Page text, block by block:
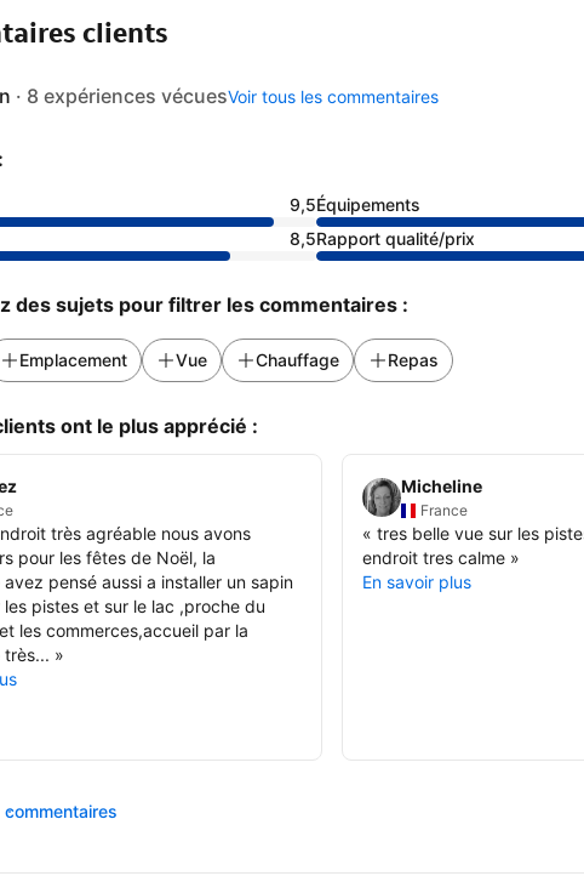
clients
de 8.2
· 8 expériences vécuesVoir tous les commentaires
9,5Équipements
8,5Rapport qualité/prix
des sujets pour filtrer les commentaires :
Emplacement Vue Chauffage Repas
ont le plus apprécié :
très agréable nous avons
pour les fêtes de Noël, la
pensé aussi a installer un sapin
les pistes et sur le lac ,proche du
les commerces,accueil par la
»
Micheline
France
«tres belle vue sur les
endroit tres calme »
En savoir plus